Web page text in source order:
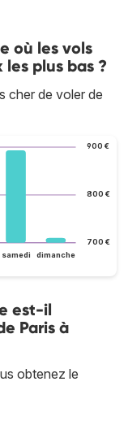
où les vols
plus bas ?
cher de voler de
700 €
800 €
900 €
samedi dimanche
est-il
Paris à
obtenez le